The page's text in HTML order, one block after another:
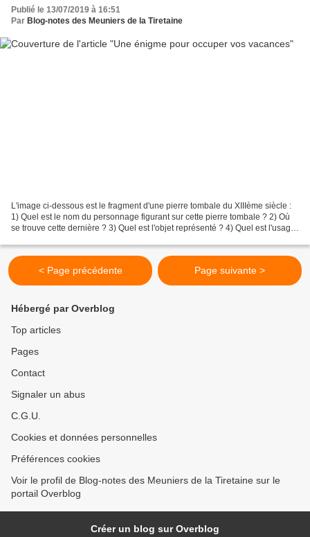
Publié le 13/07/2019 à 16:51
Par Blog-notes des Meuniers de la Tiretaine
L'image ci-dessous est le fragment d'une pierre tombale du XIIIème siècle :
1) Quel est le nom du personnage figurant sur cette pierre tombale ? 2) Où
se trouve cette dernière ? 3) Quel est l'objet représenté ? 4) Quel est l'usage
< Page précédente Page suivante >
Hébergé par Overblog
Top articles
Pages
Contact
Signaler un abus
C.G.U.
Cookies et données personnelles
Préférences cookies
Voir le profil de Blog-notes des Meuniers de la Tiretaine sur le
portail Overblog
Créer un blog sur Overblog